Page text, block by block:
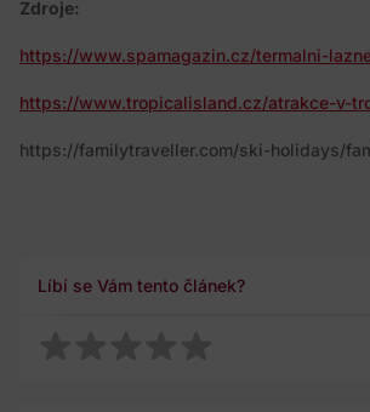
Zdroje:
https://www.spamagazin.cz/termalni-
https://www.tropicalisland.cz/atrakce-v-
https://familytraveller.com/ski-holidays/
Líbí se Vám tento článek?